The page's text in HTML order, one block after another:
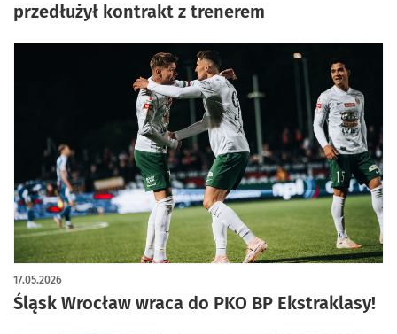
przedłużył kontrakt z trenerem
Śląsk Wrocław wraca do PKO BP Ekstraklasy!
17.05.2026